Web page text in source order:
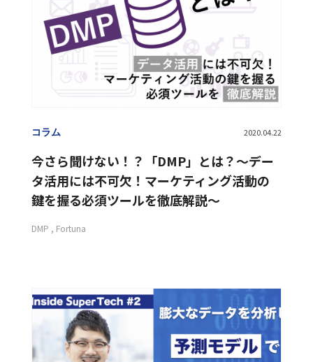
コラム 2020.04.22
今さら聞けない！？「DMP」とは？〜デー
タ活用には不可欠！マーケティング活動の
鍵を握る必須ツールを徹底解説〜
DMP Fortuna